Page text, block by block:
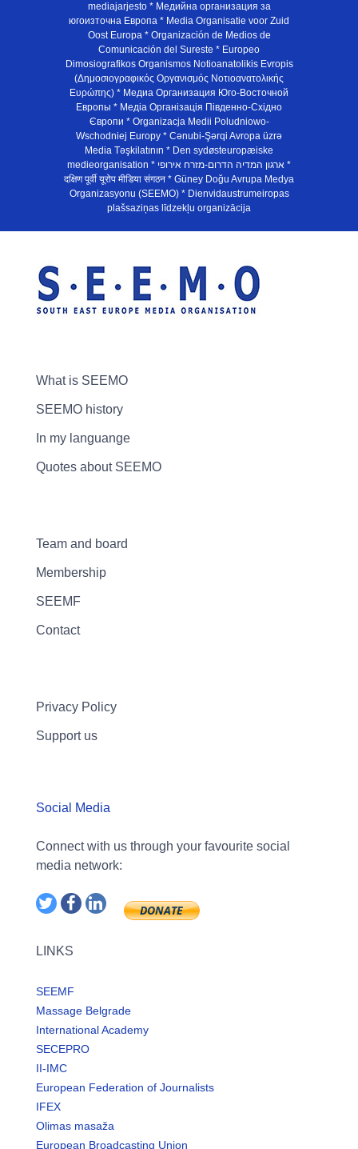
mediajarjesto * Медийна организация за
югоизточна Европа * Media Organisatie voor Zuid
Oost Europa * Organización de Medios de
Comunicación del Sureste * Europeo
Dimosiografikos Organismos Notioanatolikis Evropis
(Δημοσιογραφικός Οργανισμός Νοτιοανατολικής
Ευρώπης) * Медиа Организация Юго-Восточной
Европы * Медiа Органiзацiя Пiвденно-Схiдно
Європи * Organizacja Medii Poludniowo-
Wschodniej Europy * Cənubi-Şərqi Avropa üzrə
Media Təşkilatının * Den sydøsteuropæiske
medieorganisation * ארגון המדיה הדרום-מזרח אירופי *
दक्षिण पूर्वी यूरोप मीडिया संगठन * Güney Doğu Avrupa Medya
Organizasyonu (SEEMO) * Dienvidaustrumeiropas
plašsaziņas līdzekļu organizācija
What is SEEMO
SEEMO history
In my languange
Quotes about SEEMO
Team and board
Membership
SEEMF
Contact
Privacy Policy
Support us
Social Media
Connect with us through your favourite social
media network:
LINKS
SEEMF
Massage Belgrade
International Academy
SECEPRO
II-IMC
European Federation of Journalists
IFEX
Olimas masaža
European Broadcasting Union